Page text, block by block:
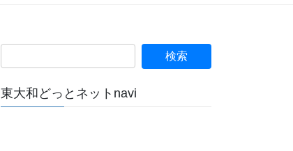
東大和どっとネットnavi